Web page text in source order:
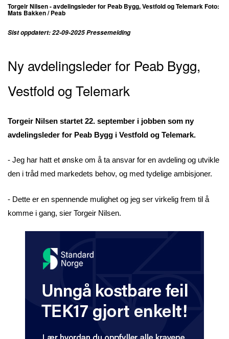
Torgeir Nilsen - avdelingsleder for Peab Bygg, Vestfold og Telemark Foto:
Mats Bakken / Peab
Sist oppdatert: 22-09-2025 Pressemelding
Ny avdelingsleder for Peab Bygg,
Vestfold og Telemark
Torgeir Nilsen startet 22. september i jobben som ny
avdelingsleder for Peab Bygg i Vestfold og Telemark.
- Jeg har hatt et ønske om å ta ansvar for en avdeling og utvikle
den i tråd med markedets behov, og med tydelige ambisjoner.
- Dette er en spennende mulighet og jeg ser virkelig frem til å
komme i gang, sier Torgeir Nilsen.